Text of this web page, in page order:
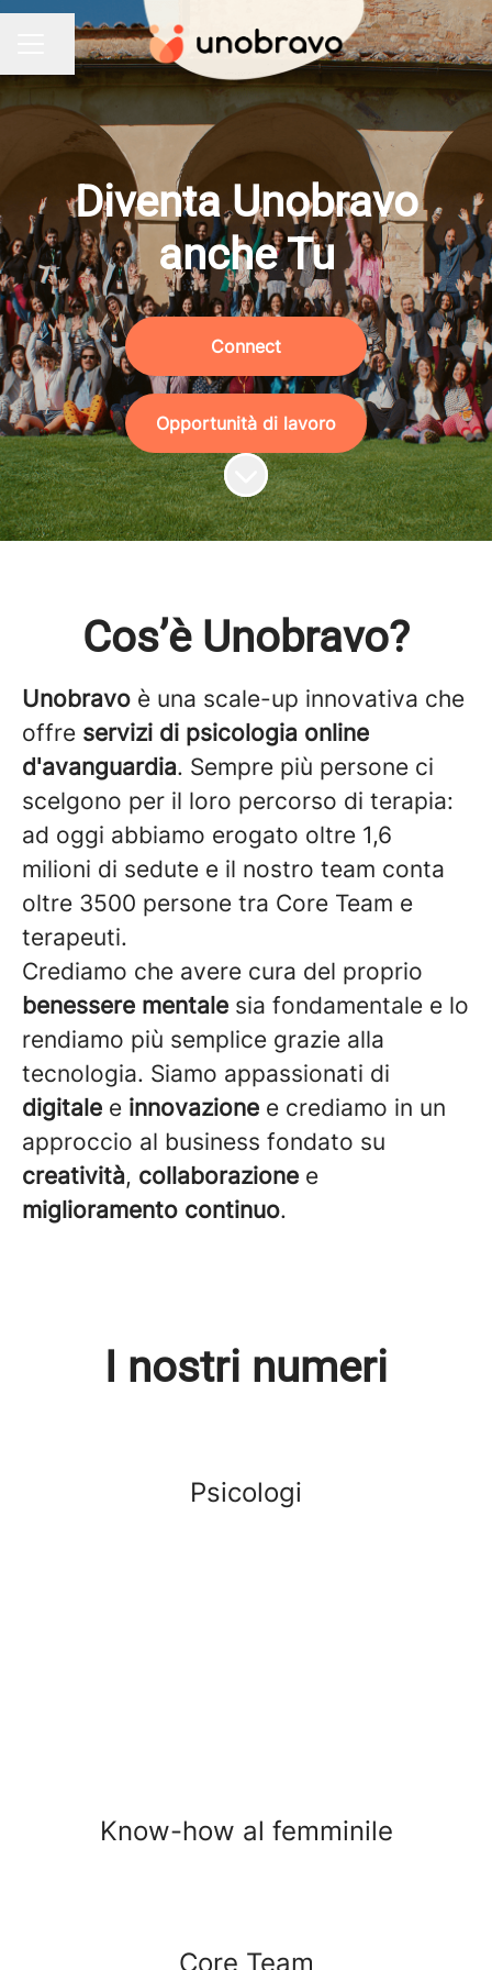
MENU CARRIERA
Condividi la pagina
Diventa Unobravo
anche Tu
Connect
Opportunità di lavoro
Scorri il contenuto
Cos’è Unobravo?
Unobravo è una scale-up innovativa che
offre servizi di psicologia online
d'avanguardia. Sempre più persone ci
scelgono per il loro percorso di terapia:
ad oggi abbiamo erogato oltre 1,6
milioni di sedute e il nostro team conta
oltre 3500 persone tra Core Team e
terapeuti.
Crediamo che avere cura del proprio
benessere mentale sia fondamentale e lo
rendiamo più semplice grazie alla
tecnologia. Siamo appassionati di
digitale e innovazione e crediamo in un
approccio al business fondato su
creatività, collaborazione e
miglioramento continuo.
I nostri numeri
Psicologi
Know-how al femminile
Core Team